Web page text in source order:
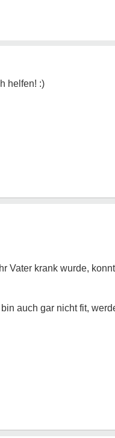
Vater krank wurde,
auch gar nicht fit,